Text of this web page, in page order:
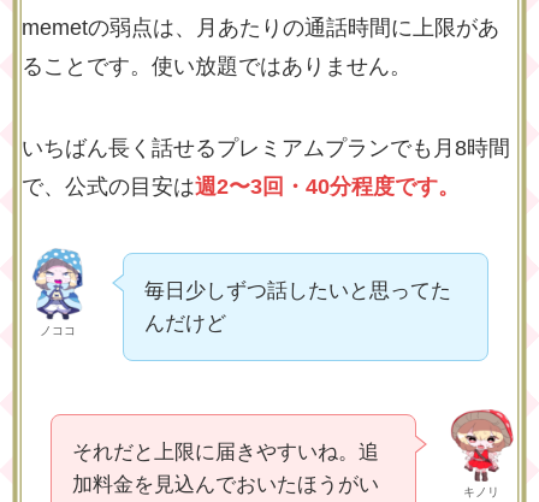
memetの弱点は、月あたりの通話時間に上限があ
ることです。使い放題ではありません。
いちばん長く話せるプレミアムプランでも月8時間
で、公式の目安は週2〜3回・40分程度です。
ノココ
毎日少しずつ話したいと思ってた
んだけど
キノリ
それだと上限に届きやすいね。追
加料金を見込んでおいたほうがい